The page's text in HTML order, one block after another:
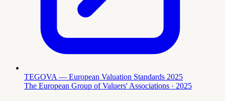
TEGOVA — European Valuation Standards 2025
The European Group of Valuers' Associations · 2025